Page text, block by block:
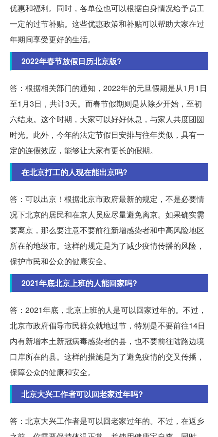
优惠和福利。同时，各单位也可以根据自身情况给予员工
一定的过节补贴。这些优惠政策和补贴可以帮助大家在过
年期间享受更好的生活。
2022年春节放假日历北京版?
答：根据相关部门的通知，2022年的元旦假期是从1月1日
至1月3日，共计3天。而春节假期则是从除夕开始，至初
六结束。这个时期，大家可以好好休息，与家人共度团圆
时光。此外，今年的法定节假日安排与往年类似，具有一
定的连假效应，能够让大家有更长的假期。
在北京打工的人现在能出京吗?
答：可以出京！根据北京市政府最新的规定，不是必要情
况下北京的居民和在京人员应尽量避免离京。如果确实需
要离京，那么要注意不要前往新增感染者和中高风险地区
所在的地级市。这样的规定是为了减少疫情传播的风险，
保护市民和公众的健康安全。
2021年底北京上班的人能回家吗?
答：2021年底，北京上班的人是可以回家过年的。不过，
北京市政府倡导市民群众就地过节，特别是不要前往14日
内有新增本土新冠病毒感染者的县，也不要前往陆路边境
口岸所在的县。这样的措施是为了避免疫情的交叉传播，
保障公众的健康和安全。
北京大兴工作者可以回老家过年吗?
答：北京大兴工作者是可以回老家过年的。不过，在返乡